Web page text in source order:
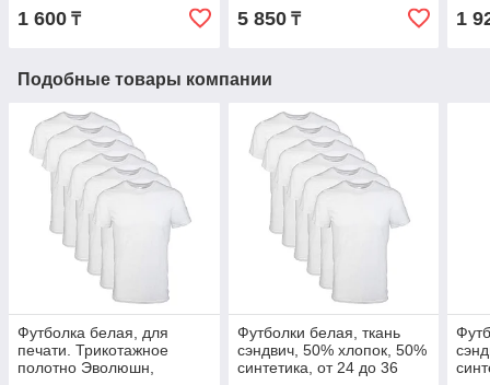
1 600 ₸ 5 850₸ 1
Подобные товары компании
Футболка белая, для
печати. Трикотажное
полотно Эволюшн,
Футболки белая, ткань
сэндвич, 50% хлопок, 50%
синтетика, от 24 до 36